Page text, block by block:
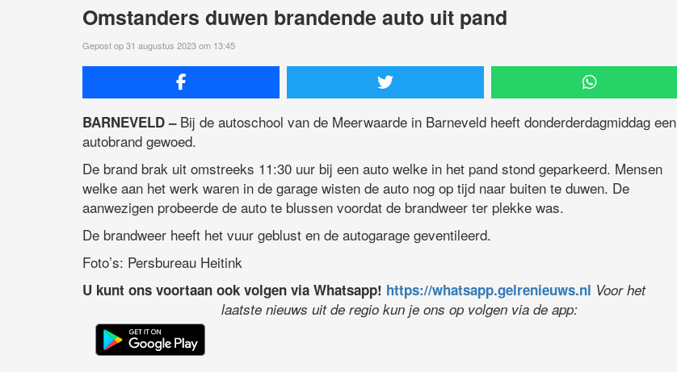
Omstanders duwen brandende auto uit pand
Gepost op 31 augustus 2023 om 13:45
BARNEVELD –Bij de autoschool van de Meerwaarde in Barneveld heeft donderderdagmiddag een
autobrand gewoed.
De brand brak uit omstreeks 11:30 uur bij een auto welke in het pand stond geparkeerd. Mensen
welke aan het werk waren in de garage wisten de auto nog op tijd naar buiten te duwen. De
aanwezigen probeerde de auto te blussen voordat de brandweer ter plekke was.
De brandweer heeft het vuur geblust en de autogarage geventileerd.
Foto’s: Persbureau Heitink
U kunt ons voortaan ook volgen via Whatsapp! https://whatsapp.gelrenieuws.nl Voor het
laatste nieuws uit de regio kun je ons op volgen via de app: